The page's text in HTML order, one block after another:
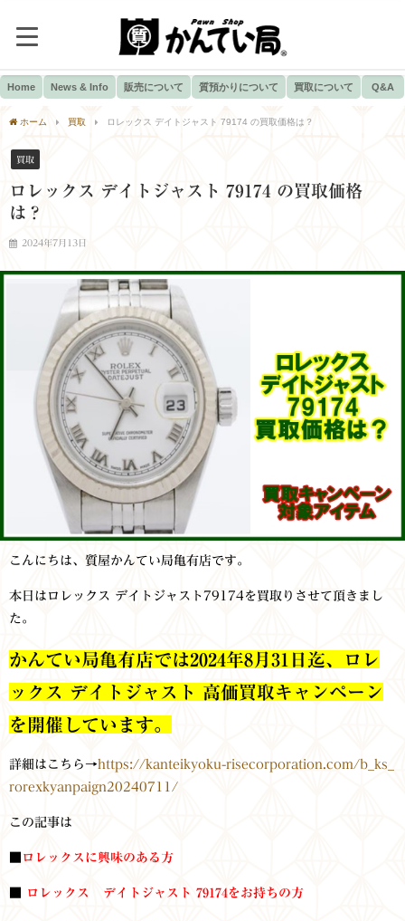
Home News & Info 販売について 質預かりについて 買取について Q&A
ホーム 買取 ロレックス デイトジャスト 79174 の買取価格は？
買取
ロレックス デイトジャスト 79174 の買取価格
は？
2024年7月13日
こんにちは、質屋かんてい局亀有店です。
本日はロレックス デイトジャスト79174を買取りさせて頂きまし
た。
かんてい局亀有店では2024年8月31日迄、ロレ
ックス デイトジャスト 高価買取キャンペーン
を開催しています。
詳細はこちら→https://kanteikyoku-risecorporation.com/b_ks_
rorexkyanpaign20240711/
この記事は
ロレックスに興味のある方
ロレックス デイトジャスト 79174をお持ち の方